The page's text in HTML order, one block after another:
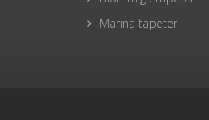
Marina tapeter